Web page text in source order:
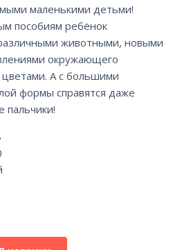
маленькими детьми!
пособиям ребёнок
животными, новыми
окружающего
А с большими
формы справятся даже
пальчики!